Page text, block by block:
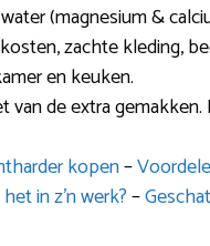
(magnesium &
zachte kleding,
en keuken.
van de extra
kopen–
in z’n werk?–